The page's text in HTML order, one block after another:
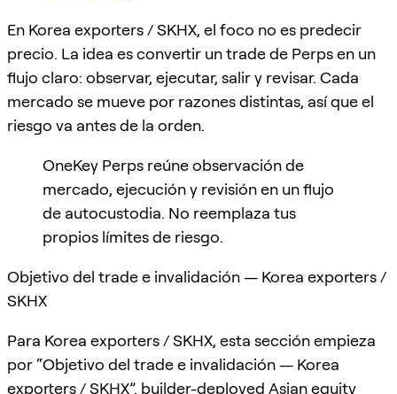
En Korea exporters / SKHX, el foco no es predecir
precio. La idea es convertir un trade de Perps en un
flujo claro: observar, ejecutar, salir y revisar. Cada
mercado se mueve por razones distintas, así que el
riesgo va antes de la orden.
OneKey Perps reúne observación de
mercado, ejecución y revisión en un flujo
de autocustodia. No reemplaza tus
propios límites de riesgo.
Objetivo del trade e invalidación — Korea exporters /
SKHX
Para Korea exporters / SKHX, esta sección empieza
por “Objetivo del trade e invalidación — Korea
exporters / SKHX”. builder-deployed Asian equity